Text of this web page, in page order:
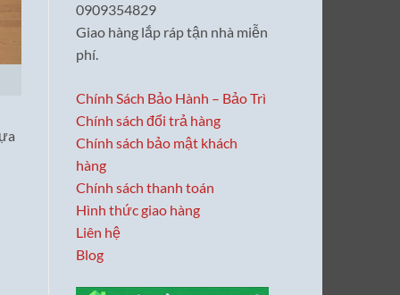
0909354829
Giao hàng lắp ráp tận nhà miễn
phí.
Chính Sách Bảo Hành – Bảo Trì
Chính sách đổi trả hàng
Chính sách bảo mật khách
hàng
Chính sách thanh toán
Hình thức giao hàng
Liên hệ
Blog